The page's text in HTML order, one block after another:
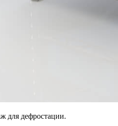
для дефростации.